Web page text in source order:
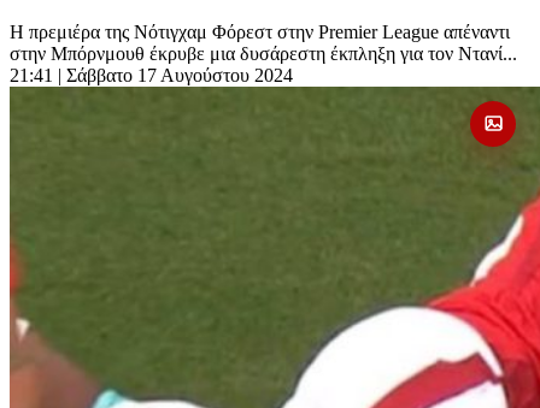
Η πρεμιέρα της Νότιγχαμ Φόρεστ στην Premier League απέναντι
στην Μπόρνμουθ έκρυβε μια δυσάρεστη έκπληξη για τον Ντανί...
21:41 | Σάββατο 17 Αυγούστου 2024